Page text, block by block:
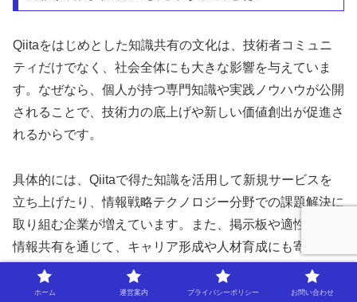
Qiitaをはじめとした知識共有の文化は、技術者コミュニ
ティだけでなく、社会全体にも大きな影響を与えていま
す。なぜなら、個人が持つ専門知識や実践ノウハウが公開
されることで、技術力の底上げや新しい価値創出が促進さ
れるからです。
具体的には、Qiitaで得た知識を活用して新規サービスを
立ち上げたり、情報戦略テクノロジー分野での課題解決に
取り組む企業が増えています。また、掲示板や適性検査の
情報共有を通じて、キャリア形成や人材育成にも寄与して
います。
ホーム 運営案内 プライバシーポリシー お問い合わせ